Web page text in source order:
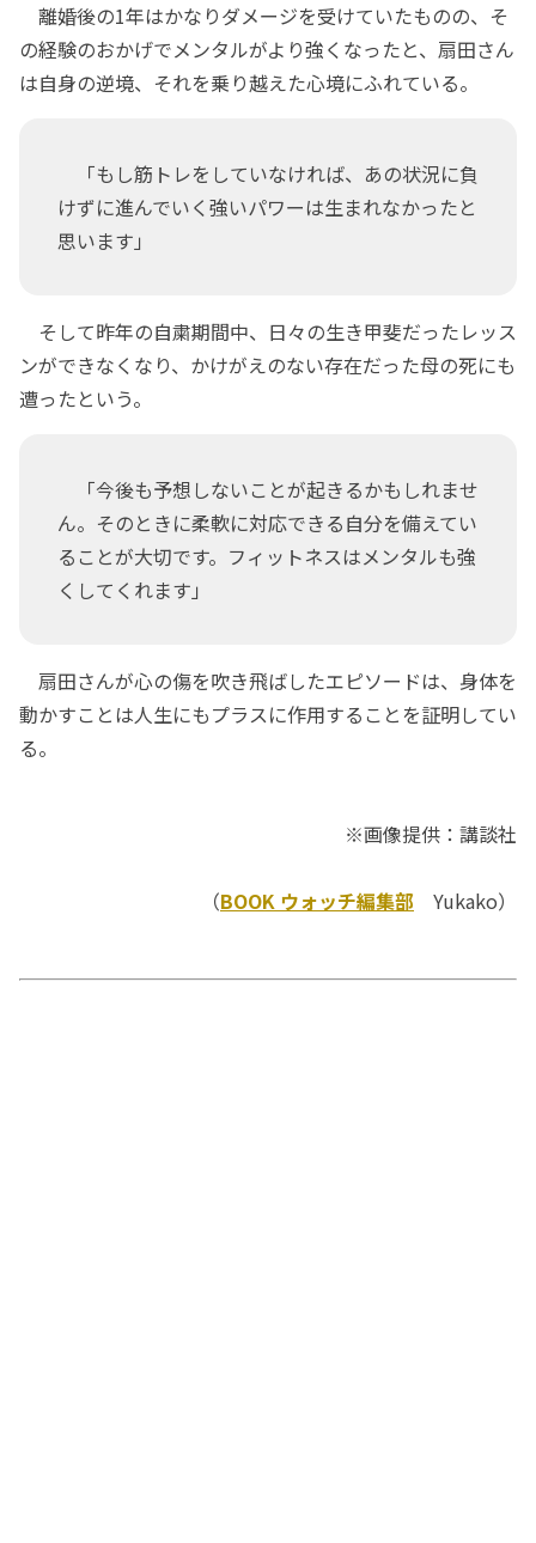
離婚後の1年はかなりダメージを受けていたものの、そ
の経験のおかげでメンタルがより強くなったと、扇田さん
は自身の逆境、それを乗り越えた心境にふれている。
「もし筋トレをしていなければ、あの状況に負
けずに進んでいく強いパワーは生まれなかったと
思います」
そして昨年の自粛期間中、日々の生き甲斐だったレッス
ンができなくなり、かけがえのない存在だった母の死にも
遭ったという。
「今後も予想しないことが起きるかもしれませ
ん。そのときに柔軟に対応できる自分を備えてい
ることが大切です。フィットネスはメンタルも強
くしてくれます」
扇田さんが心の傷を吹き飛ばしたエピソードは、身体を
動かすことは人生にもプラスに作用することを証明してい
る。
※画像提供：講談社
（BOOK ウォッチ編集部 Yukako）